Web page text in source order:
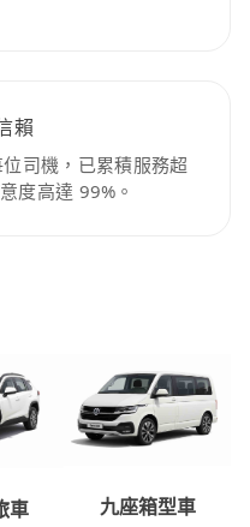
賴
司機，已累積服務超
度高達 99%。
車
九座箱型車